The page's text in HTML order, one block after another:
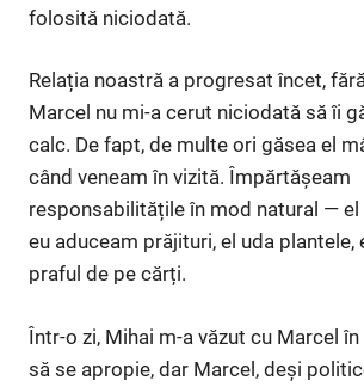
folosită niciodată.
Relația noastră a progresat încet,
Marcel nu mi-a cerut niciodată să îi
calc. De fapt, de multe ori găsea el
când veneam în vizită. Împărtășeam
responsabilitățile în mod natural — el
eu aduceam prăjituri, el uda plantele,
praful de pe cărți.
Într-o zi, Mihai m-a văzut cu Marcel
să se apropie, dar Marcel, deși